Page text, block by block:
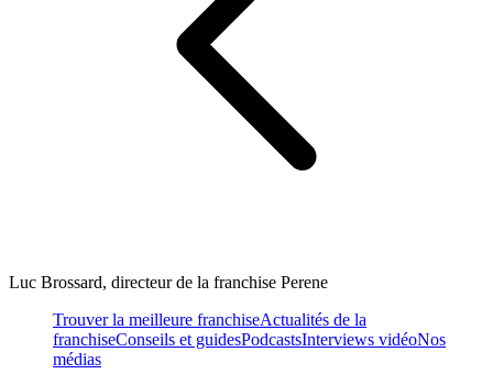
Luc Brossard, directeur de la franchise Perene
Trouver la meilleure franchiseActualités de la
franchiseConseils et guidesPodcastsInterviews vidéoNos
médias